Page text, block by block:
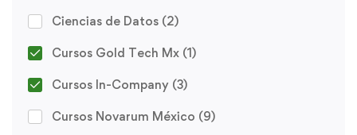
Ciencias de Datos (2)
Cursos Gold Tech Mx (1)
Cursos In-Company (3)
Cursos Novarum México (9)